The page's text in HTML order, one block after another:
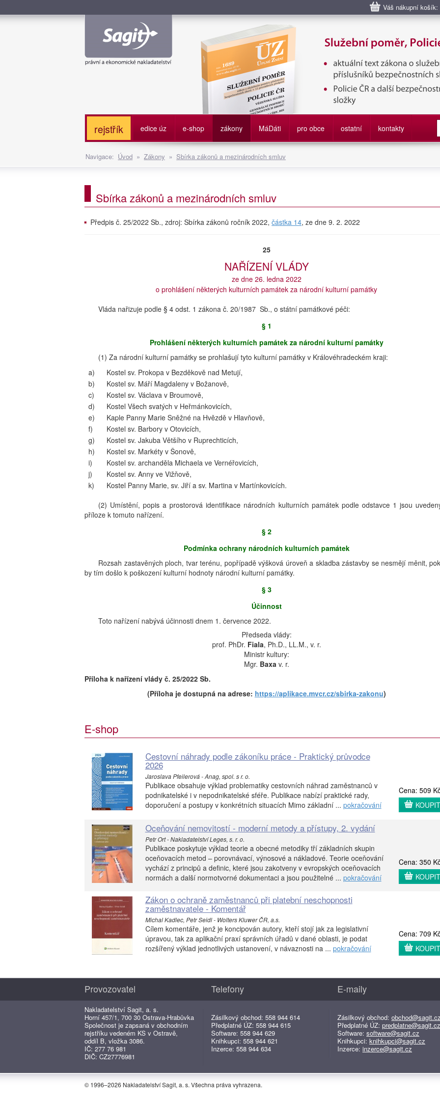
Váš nákupní
Služební poměr příslušníků bezpečnostních sborů, Policie ČR, Vězeňská
služby
rejstřík edice úz e-shop zákony MáDáti pro obce ostatní kontakty
Navigace: Úvod » Zákony » Sbírka zákonů a mezinárodních smluv
Sbírka zákonů a mezinárodních smluv
Předpis č. 25/2022 Sb., zdroj: Sbírka zákonů ročník 2022, částka 14, ze dne 9. 2. 2022
25
NAŘÍZENÍ VLÁDY
ze dne 26. ledna 2022
o prohlášení některých kulturních památek za národní kulturní památky
Vláda nařizuje podle § 4 odst. 1 zákona č. 20/1987 Sb., o státní památkové péči:
§ 1
Prohlášení některých kulturních památek za národní kulturní památky
(1) Za národní kulturní památky se prohlašují tyto kulturní památky v Královéhradeckém kraji:
a)
Kostel sv. Prokopa v Bezděkově nad Metují,
b)
Kostel sv. Máří Magdaleny v Božanově,
c)
Kostel sv. Václava v Broumově,
d)
Kostel Všech svatých v Heřmánkovicích,
e)
Kaple Panny Marie Sněžné na Hvězdě v Hlavňově,
f)
Kostel sv. Barbory v Otovicích,
g)
Kostel sv. Jakuba Většího v Ruprechticích,
h)
Kostel sv. Markéty v Šonově,
i)
Kostel sv. archanděla Michaela ve Vernéřovicích,
j)
Kostel sv. Anny ve Vižňově,
k)
Kostel Panny Marie, sv. Jiří a sv. Martina v Martínkovicích.
(2) Umístění, popis a prostorová identifikace národních kulturních památek podle odstavce 1 jsou
příloze k tomuto nařízení.
§ 2
Podmínka ochrany národních kulturních památek
Rozsah zastavěných ploch, tvar terénu, popřípadě výšková úroveň a skladba zástavby se nesmějí měnit,
by tím došlo k poškození kulturní hodnoty národní kulturní památky.
§ 3
Účinnost
Toto nařízení nabývá účinnosti dnem 1. července 2022.
Předseda vlády:
prof. PhDr. Fiala, Ph.D., LL.M., v. r.
Ministr kultury:
Mgr. Baxav. r.
Příloha k nařízení vlády č. 25/2022 Sb.
(Příloha je dostupná na adrese: https://aplikace.mvcr.cz/sbirka-zakonu)
E-shop
Cestovní náhrady podle zákoníku práce - Praktický průvodce
2026
Jaroslava Pfeilerová - Anag, spol. s r. o.
Publikace obsahuje výklad problematiky cestovních náhrad zaměstnanců v
podnikatelské i v nepodnikatelské sféře. Publikace nabízí praktické rady,
doporučení a postupy v konkrétních situacích Mimo základní ... pokračování
Cena: 509
KOUPIT
Oceňování nemovitostí - moderní metody a přístupy, 2. vydání
Petr Ort - Nakladatelství Leges, s. r. o.
Publikace poskytuje výklad teorie a obecné metodiky tří základních skupin
oceňovacích metod – porovnávací, výnosové a nákladové. Teorie oceňování
vychází z principů a definic, které jsou zakotveny v evropských oceňovacích
normách a další normotvorné dokumentaci a jsou použitelné ... pokračování
Cena: 350
KOUPIT
Zákon o ochraně zaměstnanců při platební neschopnosti
zaměstnavatele - Komentář
Michal Kadlec, Petr Seidl - Wolters Kluwer ČR, a.s.
Cílem komentáře, jenž je koncipován autory, kteří stojí jak za legislativní
úpravou, tak za aplikační praxí správních úřadů v dané oblasti, je podat
rozšířený výklad jednotlivých ustanovení, v návaznosti na ... pokračování
Cena: 709
KOUPIT
Provozovatel
Nakladatelství Sagit, a. s.
Horní 457/1, 700 30 Ostrava-Hrabůvka
Společnost je zapsaná v obchodním
rejstříku vedeném KS v Ostravě,
oddíl B, vložka 3086.
IČ: 277 76 981
DIČ: CZ27776981
Telefony
Zásilkový obchod: 558 944 614
Předplatné ÚZ: 558 944 615
Software: 558 944 629
Knihkupci: 558 944 621
Inzerce: 558 944 634
E-maily
Zásilkový obchod: obchod@sagit.cz
Předplatné ÚZ: predplatne@sagit.cz
Software: software@sagit.cz
Knihkupci: knihkupci@sagit.cz
Inzerce: inzerce@sagit.cz
© 1996–2026 Nakladatelství Sagit, a. s. Všechna práva vyhrazena.